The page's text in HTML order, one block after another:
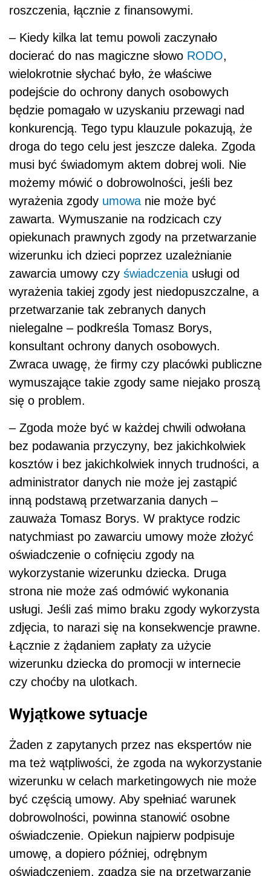
roszczenia, łącznie z finansowymi.
– Kiedy kilka lat temu powoli zaczynało
docierać do nas magiczne słowo RODO,
wielokrotnie słychać było, że właściwe
podejście do ochrony danych osobowych
będzie pomagało w uzyskaniu przewagi nad
konkurencją. Tego typu klauzule pokazują, że
droga do tego celu jest jeszcze daleka. Zgoda
musi być świadomym aktem dobrej woli. Nie
możemy mówić o dobrowolności, jeśli bez
wyrażenia zgody umowa nie może być
zawarta. Wymuszanie na rodzicach czy
opiekunach prawnych zgody na przetwarzanie
wizerunku ich dzieci poprzez uzależnianie
zawarcia umowy czy świadczenia usługi od
wyrażenia takiej zgody jest niedopuszczalne, a
przetwarzanie tak zebranych danych
nielegalne – podkreśla Tomasz Borys,
konsultant ochrony danych osobowych.
Zwraca uwagę, że firmy czy placówki publiczne
wymuszające takie zgody same niejako proszą
się o problem.
– Zgoda może być w każdej chwili odwołana
bez podawania przyczyny, bez jakichkolwiek
kosztów i bez jakichkolwiek innych trudności, a
administrator danych nie może jej zastąpić
inną podstawą przetwarzania danych –
zauważa Tomasz Borys. W praktyce rodzic
natychmiast po zawarciu umowy może złożyć
oświadczenie o cofnięciu zgody na
wykorzystanie wizerunku dziecka. Druga
strona nie może zaś odmówić wykonania
usługi. Jeśli zaś mimo braku zgody wykorzysta
zdjęcia, to narazi się na konsekwencje prawne.
Łącznie z żądaniem zapłaty za użycie
wizerunku dziecka do promocji w internecie
czy choćby na ulotkach.
Wyjątkowe sytuacje
Żaden z zapytanych przez nas ekspertów nie
ma też wątpliwości, że zgoda na wykorzystanie
wizerunku w celach marketingowych nie może
być częścią umowy. Aby spełniać warunek
dobrowolności, powinna stanowić osobne
oświadczenie. Opiekun najpierw podpisuje
umowę, a dopiero później, odrębnym
oświadczeniem, zgadza się na przetwarzanie